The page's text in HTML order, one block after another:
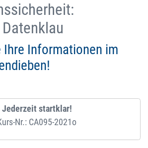
Ihre Informationen im
Jederzeit startklar!
Nr.: CA095-2021o